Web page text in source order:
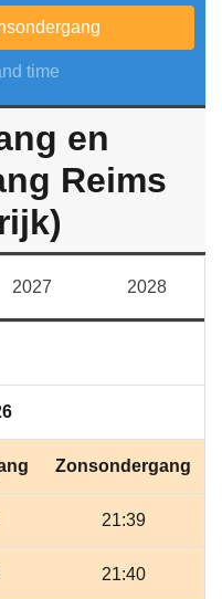
time
en
Reims
2027 2028
Zonsondergang
21:39
21:40